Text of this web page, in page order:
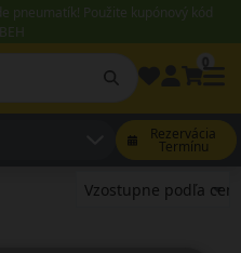
pneumatík! Použite kupónový kód
Rezervácia
Termínu